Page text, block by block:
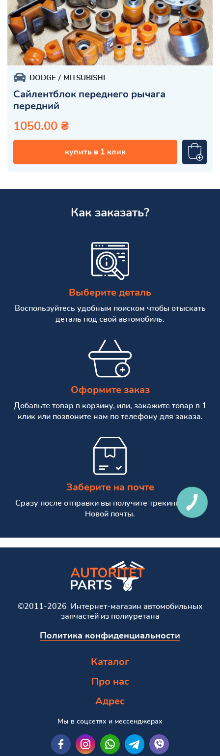
DODGE MITSUBISHI
Сайлентблок переднего рычага
передний
1050.00 ₴
купить в 1 клик
Как заказать?
Выберите деталь
Воспользуйтесь удобным поиском чтобы отыскать
деталь под свой автомобиль.
Оформите заказ
Добавьте товар в корзину, или, закажите товар в 1
клик или позвоните нам по телефону для заказа.
Заберите на почте
Сразу после отправки вы получите трекинг номер
Новой почты.
©2011-2026 Интернет-магазин автомобильных
запчастей из полиуретана
Политика конфиденциальности
Каталог
Про нас
Адрес
Мы в соцсетях и мессенджерах